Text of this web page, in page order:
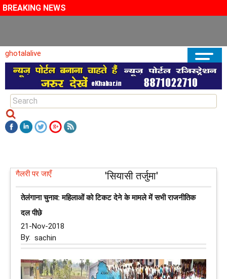
BREAKING NEWS
ghotalalive
गैलरी पर जाएँ 'सियासी तर्जुमा'
तेलंगाना चुनाव: महिलाओं को टिकट देने के मामले में सभी राजनीतिक
दल पीछे
21-Nov-2018
By: sachin